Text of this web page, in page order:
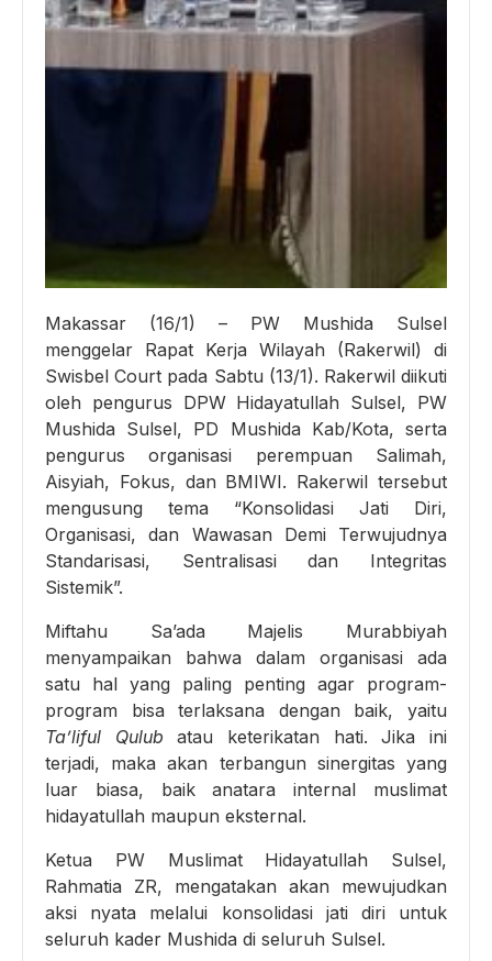
Makassar (16/1) – PW Mushida Sulsel
menggelar Rapat Kerja Wilayah (Rakerwil) di
Swisbel Court pada Sabtu (13/1). Rakerwil diikuti
oleh pengurus DPW Hidayatullah Sulsel, PW
Mushida Sulsel, PD Mushida Kab/Kota, serta
pengurus organisasi perempuan Salimah,
Aisyiah, Fokus, dan BMIWI. Rakerwil tersebut
mengusung tema “Konsolidasi Jati Diri,
Organisasi, dan Wawasan Demi Terwujudnya
Standarisasi, Sentralisasi dan Integritas
Sistemik”.
Miftahu Sa’ada Majelis Murabbiyah
menyampaikan bahwa dalam organisasi ada
satu hal yang paling penting agar program-
program bisa terlaksana dengan baik, yaitu
Ta’liful Qulub atau keterikatan hati. Jika ini
terjadi, maka akan terbangun sinergitas yang
luar biasa, baik anatara internal muslimat
hidayatullah maupun eksternal.
Ketua PW Muslimat Hidayatullah Sulsel,
Rahmatia ZR, mengatakan akan mewujudkan
aksi nyata melalui konsolidasi jati diri untuk
seluruh kader Mushida di seluruh Sulsel.